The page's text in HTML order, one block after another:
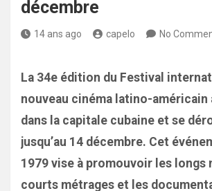
décembre
14 ans ago capelo No
La 34e édition du Festival
nouveau cinéma latino-américain
dans la capitale cubaine et se
jusqu’au 14 décembre. Cet
1979 vise à promouvoir les longs
courts métrages et les